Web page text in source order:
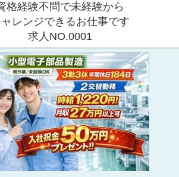
格経験不問で未経験から
レンジできるお仕事です
求人NO.0001